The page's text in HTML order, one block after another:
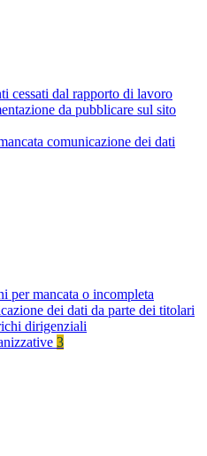
cessati dal rapporto di lavoro
da pubblicare sul sito
comunicazione dei dati
per mancata o incompleta
dei dati da parte dei titolari
dirigenziali
3